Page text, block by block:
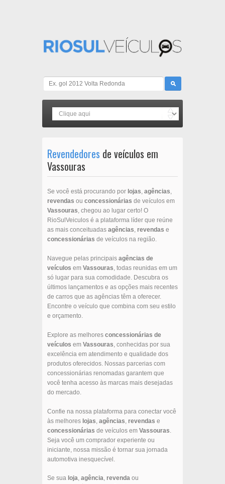
Revendedores de veículos em
Vassouras
Se você está procurando por lojas agências
revendas ou concessionárias de veículos em
Vassouras , chegou ao lugar certo! O
RioSulVeiculos é a plataforma líder que reúne
as mais conceituadas agências revendas e
concessionárias de veículos na região.
Navegue pelas principais agências de
veículos em Vassouras , todas reunidas em um
só lugar para sua comodidade. Descubra os
últimos lançamentos e as opções mais recentes
de carros que as agências têm a oferecer.
Encontre o veículo que combina com seu estilo
e orçamento.
Explore as melhores concessionárias de
veículos em Vassouras , conhecidas por sua
excelência em atendimento e qualidade dos
produtos oferecidos. Nossas parcerias com
concessionárias renomadas garantem que
você tenha acesso às marcas mais desejadas
do mercado.
Confie na nossa plataforma para conectar você
às melhores lojas agências revendas e
concessionárias de veículos em Vassouras
Seja você um comprador experiente ou
iniciante, nossa missão é tornar sua jornada
automotiva inesquecível.
Se sua loja agência revenda ou